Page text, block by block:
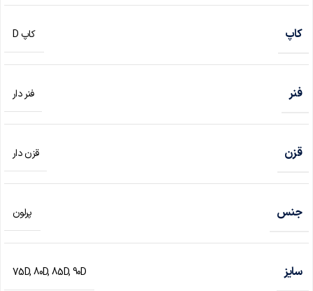
کاپ کاپ D
فنر فنر دار
قزن قزن دار
جنس پرلون
سایز 75D,80D,85D,90D